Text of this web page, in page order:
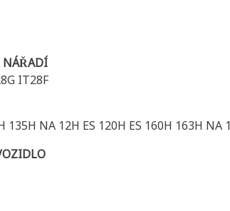
NÁŘADÍ
IT28F
135H NA 12H ES 120H ES 160H 163H